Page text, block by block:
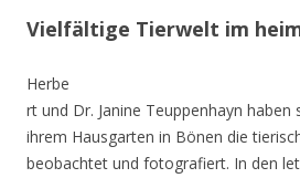
Vielfältige Tierwelt im
Herbe
rt und Dr. Janine Teuppenhayn haben
ihrem Hausgarten in Bönen die
beobachtet und fotografiert. In den